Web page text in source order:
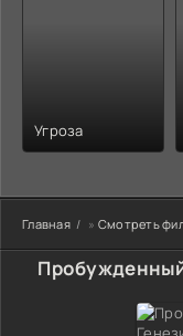
Угроза
Главная » Смотреть